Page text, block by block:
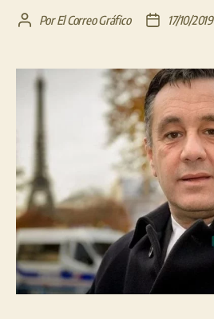
Autor
entrada
PorEl Correo Gráfico
Fecha
entrada
17/10/2019